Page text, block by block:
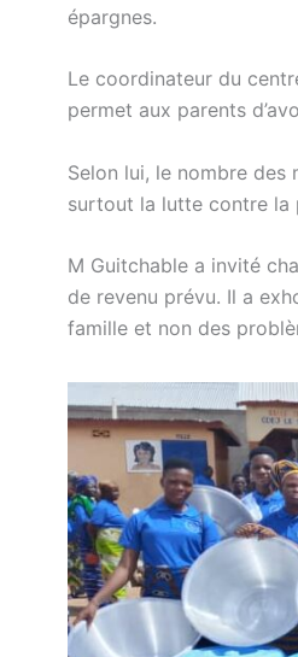
épargnes.
Le coordinateur du
permet aux parents
Selon lui, le nombre des
surtout la lutte contre la
M Guitchable a invité
de revenu prévu. Il a
famille et non des